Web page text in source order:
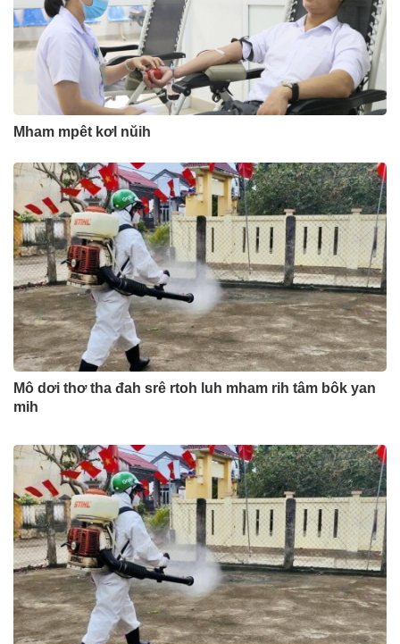
Mham mpêt kơl nŭih
Mô dơi thơ tha đah srê rtoh luh mham rih tâm bôk yan
mih